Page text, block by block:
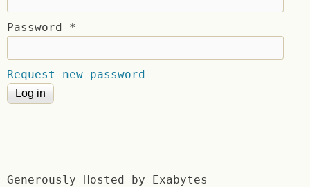
Password *
Request new password
Generously Hosted by Exabytes